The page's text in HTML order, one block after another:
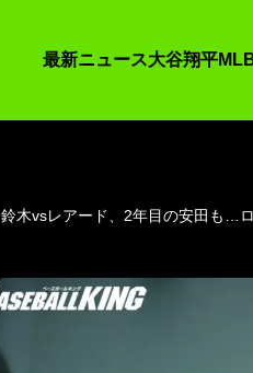
最新ニュース大谷翔平
鈴木vsレアード、2年目の安田も…